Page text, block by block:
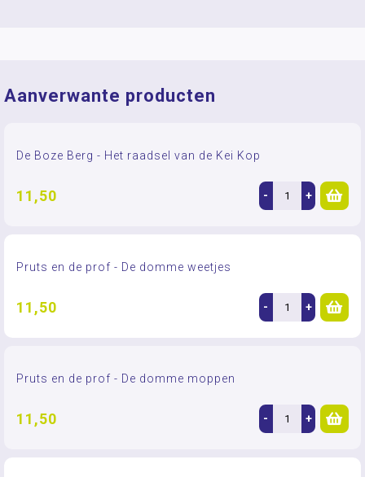
Aanverwante producten
De Boze Berg - Het raadsel van de Kei Kop
11,50 - +
Pruts en de prof - De domme weetjes
11,50 - +
Pruts en de prof - De domme moppen
11,50 - +